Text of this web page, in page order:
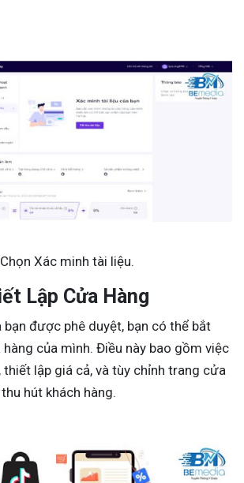
Chọn Xác minh tài liệu.
Lập Cửa Hàng
bạn được phê duyệt, bạn có thể bắt
của mình. Điều này bao gồm việc
thiết lập giá cả, và tùy chỉnh trang cửa
hút khách hàng.